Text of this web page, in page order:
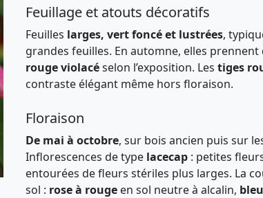
Feuillage et atouts décoratifs
Feuilles larges, vert foncé et lustrées,
grandes feuilles. En automne, elles prennent
rouge violacéselon l’exposition. Les tiges
contraste élégant même hors floraison.
Floraison
De mai à octobre, sur bois ancien puis sur
Inflorescences de type lacecap : petites
entourées de fleurs stériles plus larges. La
sol : rose à rouge en sol neutre à alcalin,